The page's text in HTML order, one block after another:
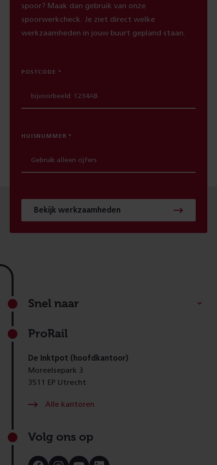
spoor? Maak dan gebruik van onze
spoorwerkcheck. Je ziet direct welke
werkzaamheden in jouw buurt gepland staan.
POSTCODE
HUISNUMMER
Bekijk werkzaamheden
Footer
Snel naar
ProRail
De Inktpot (hoofdkantoor)
Moreelsepark 3
3511 EP Utrecht
Alle kantoren
Volg ons op